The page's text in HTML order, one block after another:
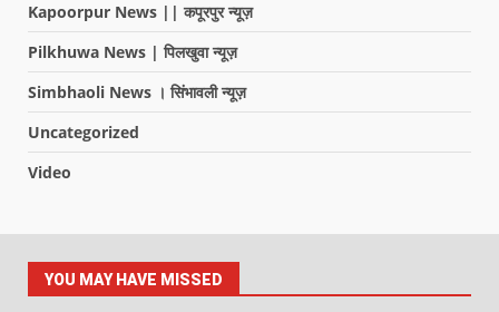
Kapoorpur News || कपूरपुर न्यूज़
Pilkhuwa News | पिलखुवा न्यूज़
Simbhaoli News । सिंभावली न्यूज़
Uncategorized
Video
YOU MAY HAVE MISSED